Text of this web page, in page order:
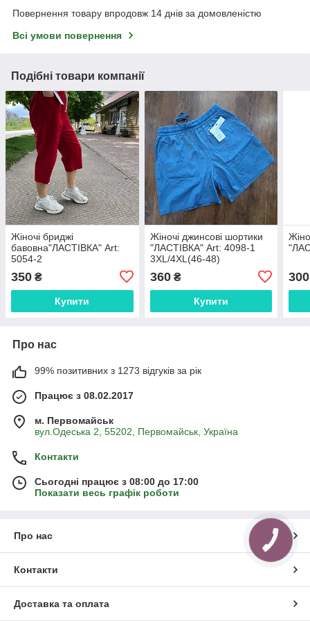
Повернення товару впродовж 14 днів за домовленістю
Всі умови повернення
Подібні товари компанії
Жіночі бриджі
бавовна"ЛАСТІВКА" Art:
5054-2
350 ₴
Купити
Жіночі джинсові шортики
"ЛАСТІВКА" Art: 4098-1
3XL/4XL(46-48)
360₴
Купити
300
Про нас
99% позитивних з 1273 відгуків за рік
Працює з 08.02.2017
м. Первомайськ
вул.Одеська 2, 55202, Первомайськ, Україна
Контакти
Сьогодні працює з 08:00 до 17:00
Показати весь графік роботи
Про нас
Контакти
Доставка та оплата